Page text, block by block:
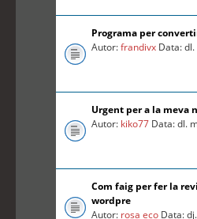
Programa per
Autor:frandivx Data:
Urgent per a la meva
Autor: kiko77 Data: dl.
Com faig per fer la
wordpre
Autor: rosa eco Data: